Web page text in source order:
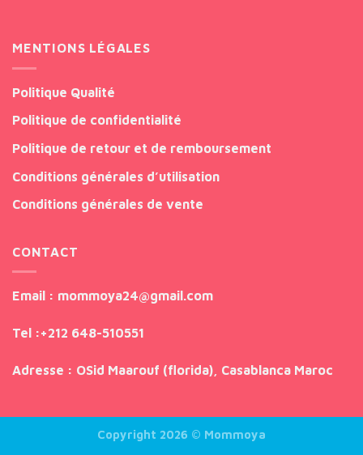
MENTIONS LÉGALES
Politique Qualité
Politique de confidentialité
Politique de retour et de remboursement
Conditions générales d’utilisation
Conditions générales de vente
CONTACT
Email : mommoya24@gmail.com
Tel :+212 648-510551
Adresse : OSid Maarouf (florida), Casablanca Maroc
Copyright 2026 © Mommoya